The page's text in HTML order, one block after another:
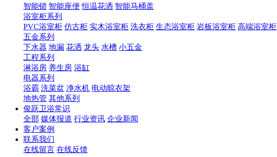
智能锁 智能座便 恒温花洒 智能马桶盖
浴室柜系列
PVC浴室柜 仿古柜 实木浴室柜 洗衣柜 生态浴室柜 岩板浴室柜 高端浴室柜
五金系列
下水器 地漏 花洒 龙头 水槽 小五金
工程系列
淋浴房 养生房 浴缸
电器系列
浴霸 洗菜盆 净水机 电动晾衣架
地热管 其他系列
俊跃卫浴常识
全部 媒体报道 行业资讯 企业新闻
客户案例
联系我们
在线留言 在线反馈